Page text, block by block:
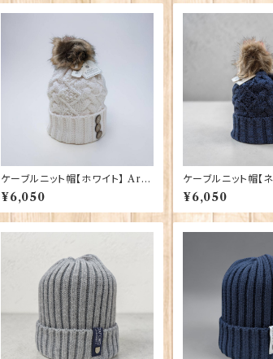
ケーブルニット帽【ホワイト】 Aran
Traditions 00213-WH〔HAT-
469〕
¥6,050
ケーブルニット帽【
n Traditions
-805〕
¥6,050